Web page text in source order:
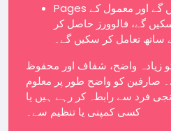
Pages عوامی طور پر نظر آتے رہیں گے اور معمول کے
گے، فالوورز حاصل کر
ساتھ تعامل کر سکیں گے۔
زیادہ واضح، شفاف اور محفوظ
صارفین کو واضح طور پر معلوم
فرد سے رابطہ کر رہے ہیں یا
کسی کمپنی یا تنظیم سے۔